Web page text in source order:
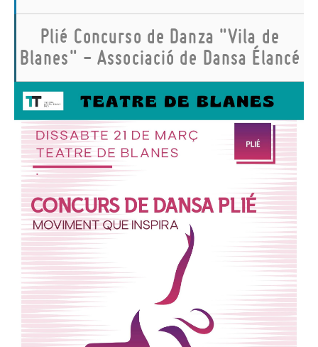
Plié Concurso de Danza "Vila de
Blanes" - Associació de Dansa Élancé